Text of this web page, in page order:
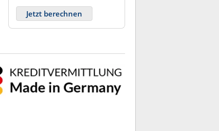
Jetzt berechnen